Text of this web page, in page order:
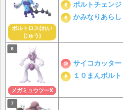
ボルトロス(れい
じゅう)
ボルトチェンジ
かみなりあらし
メガミュウツーX
サイコカッター
１０まんボルト